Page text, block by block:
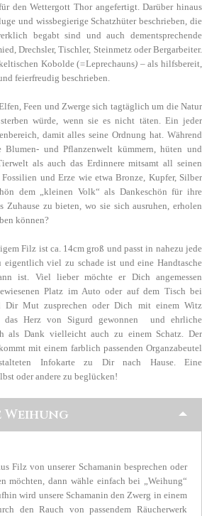
den Wettergott Thor angefertigt. Darüber hinaus
und wissbegierige Schatzhüter beschrieben, die
begabt sind und auch dementsprechende
Drechsler, Tischler, Steinmetz oder Bergarbeiter.
Kobolde (=Leprechauns) –als hilfsbereit,
feierfreudig beschrieben.
Feen und Zwerge sich tagtäglich um die Natur
würde, wenn sie es nicht täten. Ein jeder
damit alles seine Ordnung hat. Während
und Pflanzenwelt kümmern, hüten und
als auch das Erdinnere mitsamt all seinen
und Erze wie etwa Bronze, Kupfer, Silber
dem „kleinen Volk“ als Dankeschön für ihre
zu bieten, wo sie sich ausruhen, erholen
können?
Filz ist ca. 14cm groß und passt in nahezu jede
eigentlich viel zu schade ist und eine Handtasche
ist. Viel lieber möchte er Dich angemessen
Platz im Auto oder auf dem Tisch bei
Dir Mut zusprechen oder Dich mit einem Witz
das Herz von Sigurd gewonnen und ehrliche
als Dank vielleicht auch zu einem Schatz. Der
mit einem farblich passenden Organzabeutel
Infokarte zu Dir nach Hause. Eine
oder andere zu beglücken!
Weihung
Filz von unserer Schamanin besprechen oder
möchten, dann wähle einfach bei „Weihung“
wird unsere Schamanin den Zwerg in einem
den Rauch von passendem Räucherwerk